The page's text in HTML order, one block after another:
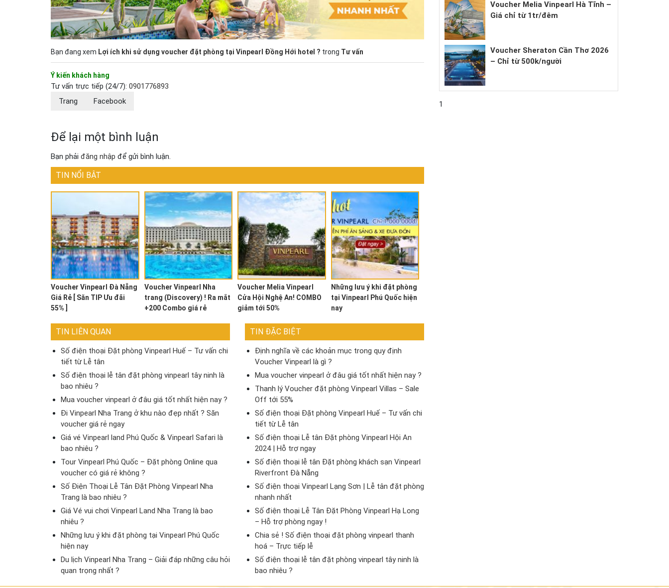
Bạn đang xem Lợi ích khi sử dụng voucher đặt phòng tại Vinpearl Đồng Hới hotel ? trong Tư vấn
Ý kiến khách hàng
Tư vấn trực tiếp (24/7): 0901776893
Trang
Facebook
Để lại một bình luận
Bạn phải đăng nhập để gửi bình luận.
TIN NỔI BẬT
Voucher Vinpearl Đà Nẵng
Giá Rẻ [ Săn TIP Ưu đãi
55% ]
Voucher Vinpearl Nha
trang (Discovery) ! Ra mắt
+200 Combo giá rẻ
Voucher Melia Vinpearl
Cửa Hội Nghệ An! COMBO
giảm tới 50%
Những lưu ý khi đặt phòng
tại Vinpearl Phú Quốc hiện
nay
TIN LIÊN QUAN
Số điện thoại Đặt phòng Vinpearl Huế – Tư vấn chi
tiết từ Lễ tân
Số điện thoại lễ tân đặt phòng vinpearl tây ninh là
bao nhiêu ?
Mua voucher vinpearl ở đâu giá tốt nhất hiện nay ?
Đi Vinpearl Nha Trang ở khu nào đẹp nhất ? Săn
voucher giá rẻ ngay
Giá vé Vinpearl land Phú Quốc & Vinpearl Safari là
bao nhiêu ?
Tour Vinpearl Phú Quốc – Đặt phòng Online qua
voucher có giá rẻ không ?
Số Điện Thoại Lễ Tân Đặt Phòng Vinpearl Nha
Trang là bao nhiêu ?
Giá Vé vui chơi Vinpearl Land Nha Trang là bao
nhiêu ?
Những lưu ý khi đặt phòng tại Vinpearl Phú Quốc
hiện nay
Du lịch Vinpearl Nha Trang – Giải đáp những câu hỏi
quan trọng nhất ?
TIN ĐẶC BIỆT
Định nghĩa về các khoản mục trong quy định
Voucher Vinpearl là gì ?
Mua voucher vinpearl ở đâu giá tốt nhất hiện nay ?
Thanh lý Voucher đặt phòng Vinpearl Villas – Sale
Off tới 55%
Số điện thoại Đặt phòng Vinpearl Huế – Tư vấn chi
tiết từ Lễ tân
Số điện thoại Lễ tân Đặt phòng Vinpearl Hội An
2024 | Hỗ trợ ngay
Số điện thoại lễ tân Đặt phòng khách sạn Vinpearl
Riverfront Đà Nẵng
Số điện thoại Vinpearl Lạng Sơn | Lễ tân đặt phòng
nhanh nhất
Số điện thoại Lễ Tân Đặt Phòng Vinpearl Hạ Long
– Hỗ trợ phòng ngay !
Chia sẻ ! Số điện thoại đặt phòng vinpearl thanh
hoá – Trực tiếp lễ
Số điện thoại lễ tân đặt phòng vinpearl tây ninh là
bao nhiêu ?
Voucher Melia Vinpearl Hà Tĩnh –
Giá chỉ từ 1tr/đêm
Voucher Sheraton Cần Thơ 2026
– Chỉ từ 500k/người
1